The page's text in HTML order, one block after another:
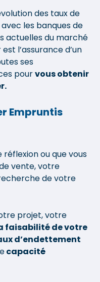
des taux de
les banques de
actuelles du marché
l’assurance d’un
ses
pourvous obtenir
Empruntis
réflexion ou que vous
vente, votre
de votre
projet, votre
faisabilité de votre
d’endettement
capacité